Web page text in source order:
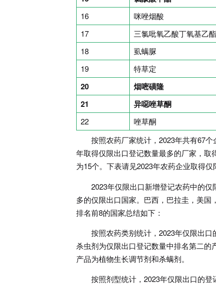
16 咪唑烟酸
17
三氯吡氧乙酸丁氧基乙酯
18
虱螨脲
19
特草定
20 烟嘧磺隆
21
异噁唑草酮
22 唑草酮
按照农药厂家统计，2023年共有67
年取得仅限出口登记数量最多的厂家，
为15个。下表请见2023年农药企业取得仅
2023年仅限出口新增登记农药中的
多的仅限出口国家。巴西，巴拉圭，美
排名前8的国家总结如下：
按照农药类别统计，2023年仅限出口
杀虫剂为仅限出口登记数量中排名第二
产品为植物生长调节剂和杀螨剂。
按照剂型统计，2023年仅限出口的